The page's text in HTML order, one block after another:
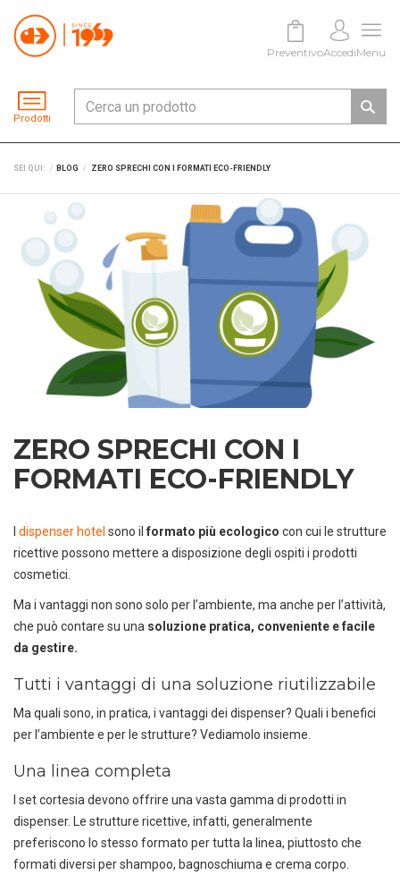
Prodotti
PreventivoAccediMenu
SEI QUI: BLOG ZERO SPRECHI CON I FORMATI ECO-FRIENDLY
ZERO SPRECHI CON I
FORMATI ECO-FRIENDLY
I dispenser hotel sono il formato più ecologico con cui le strutture
ricettive possono mettere a disposizione degli ospiti i prodotti
cosmetici.
Ma i vantaggi non sono solo per l’ambiente, ma anche per l’attività,
che può contare su una soluzione pratica, conveniente e facile
da gestire.
Tutti i vantaggi di una soluzione riutilizzabile
Ma quali sono, in pratica, i vantaggi dei dispenser? Quali i benefici
per l’ambiente e per le strutture? Vediamolo insieme.
Una linea completa
I set cortesia devono offrire una vasta gamma di prodotti in
dispenser. Le strutture ricettive, infatti, generalmente
preferiscono lo stesso formato per tutta la linea, piuttosto che
formati diversi per shampoo, bagnoschiuma e crema corpo.